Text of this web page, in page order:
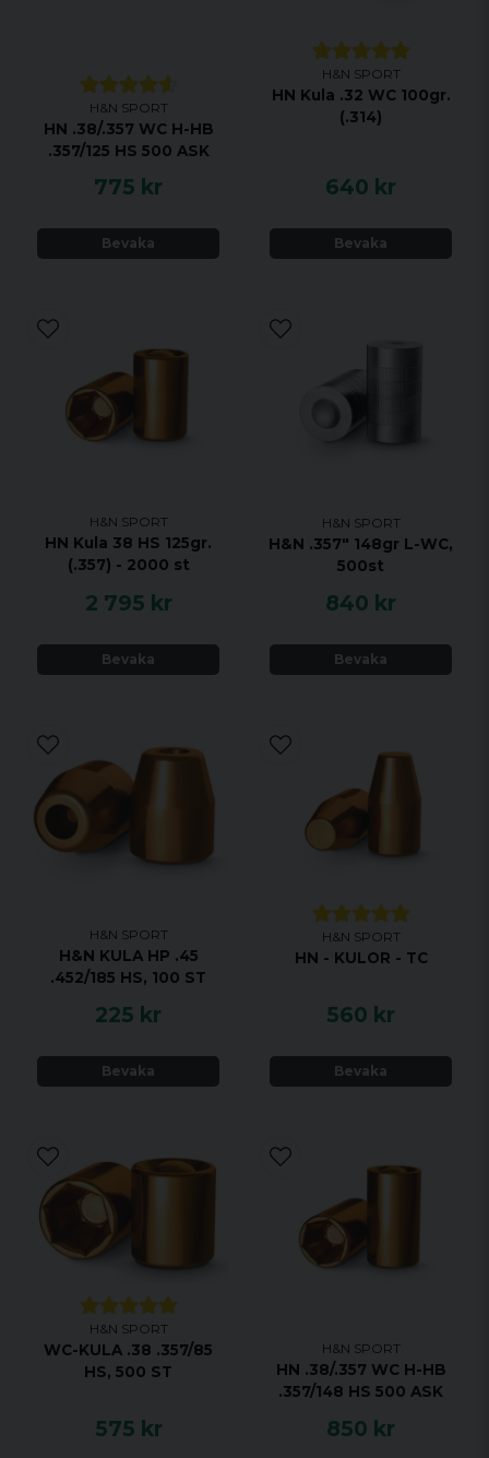
H&N SPORT
HN .38/.357 WC H-HB
.357/125 HS 500 ASK
775 kr
Bevaka
H&N SPORT
HN Kula .32 WC 100gr.
(.314)
640 kr
Bevaka
H&N SPORT
HN Kula 38 HS 125gr.
(.357) - 2000 st
2 795 kr
Bevaka
H&N SPORT
H&N .357" 148gr L-WC,
500st
840 kr
Bevaka
H&N SPORT
H&N KULA HP .45
.452/185 HS, 100 ST
225 kr
Bevaka
H&N SPORT
HN - KULOR - TC
560 kr
Bevaka
H&N SPORT
WC-KULA .38 .357/85
HS, 500 ST
575 kr
H&N SPORT
HN .38/.357 WC H-HB
.357/148 HS 500 ASK
850 kr